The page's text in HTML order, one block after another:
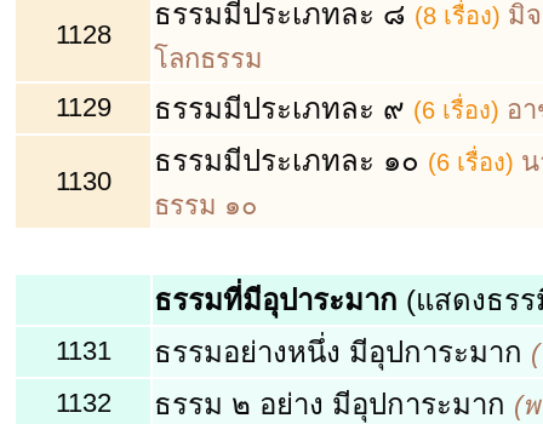
1128
ธรรมมีประเภทละ ๘ (8 เรื่อง) มิ
โลกธรรม
1129
ธรรมมีประเภทละ ๙ (6 เรื่อง) อ
1130
ธรรมมีประเภทละ ๑๐ (6 เรื่อง)
ธรรม ๑๐
ธรรมที่มีอุปาระมาก (แสดงธร
1131 ธรรมอย่างหนึ่ง มีอุปการะมาก
1132
ธรรม ๒ อย่าง มีอุปการะมาก (